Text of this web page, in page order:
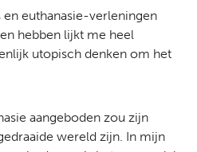
en euthanasie-verleningen
hebben lijkt me heel
utopisch denken om het
aangeboden zou zijn
wereld zijn. In mijn